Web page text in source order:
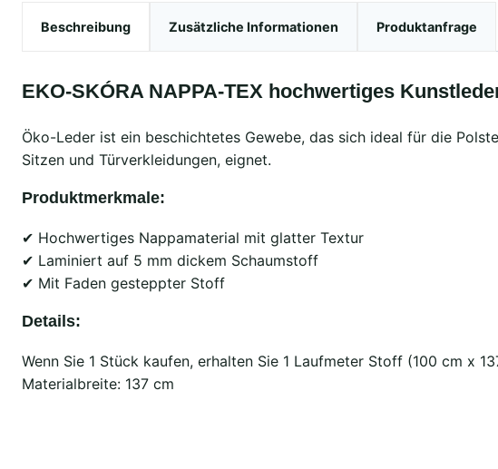
Beschreibung Zusätzliche Informationen Produktanfrage
EKO-SKÓRA NAPPA-TEX hochwertiges
Öko-Leder ist ein beschichtetes Gewebe, das sich ideal für die
Sitzen und Türverkleidungen, eignet.
Produktmerkmale:
✔ Hochwertiges Nappamaterial mit glatter Textur
✔ Laminiert auf 5 mm dickem Schaumstoff
✔ Mit Faden gesteppter Stoff
Details:
Wenn Sie 1 Stück kaufen, erhalten Sie 1 Laufmeter Stoff (100 cm x
Materialbreite: 137 cm